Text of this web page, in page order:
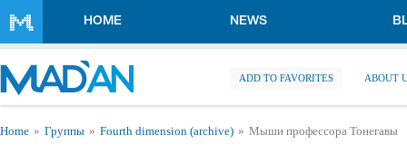
HOME NEWS
ADD TO FAVORITES ABOUT
You are here
Home Группы Fourth dimension (archive) Мыши профессора Тонегавы